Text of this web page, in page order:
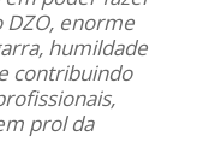
enorme
humildade
contribuindo
prol da